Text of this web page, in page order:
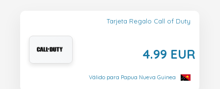
Tarjeta Regalo Call of Duty
4.99 EUR
Válido para Papua Nueva Guinea